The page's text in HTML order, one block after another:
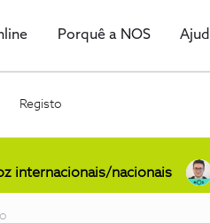
Porquê a NOS
Registo
internacionais/nacionais